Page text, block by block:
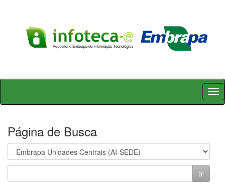
Skip
Página de Busca